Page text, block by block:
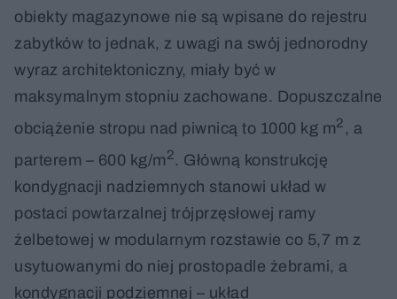
obiekty magazynowe nie są wpisane do rejestru
zabytków to jednak, z uwagi na swój jednorodny
wyraz architektoniczny, miały być w
maksymalnym stopniu zachowane. Dopuszczalne
obciążenie stropu nad piwnicą to 1000 kg m2 , a
parterem – 600 kg/m2. Główną konstrukcję
kondygnacji nadziemnych stanowi układ w
postaci powtarzalnej trójprzęsłowej ramy
żelbetowej w modularnym rozstawie co 5,7 m z
usytuowanymi do niej prostopadle żebrami, a
kondygnacji podziemnej – układ